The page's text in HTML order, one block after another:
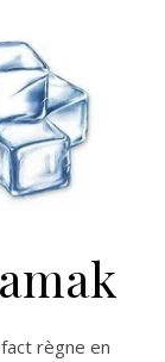
règne en